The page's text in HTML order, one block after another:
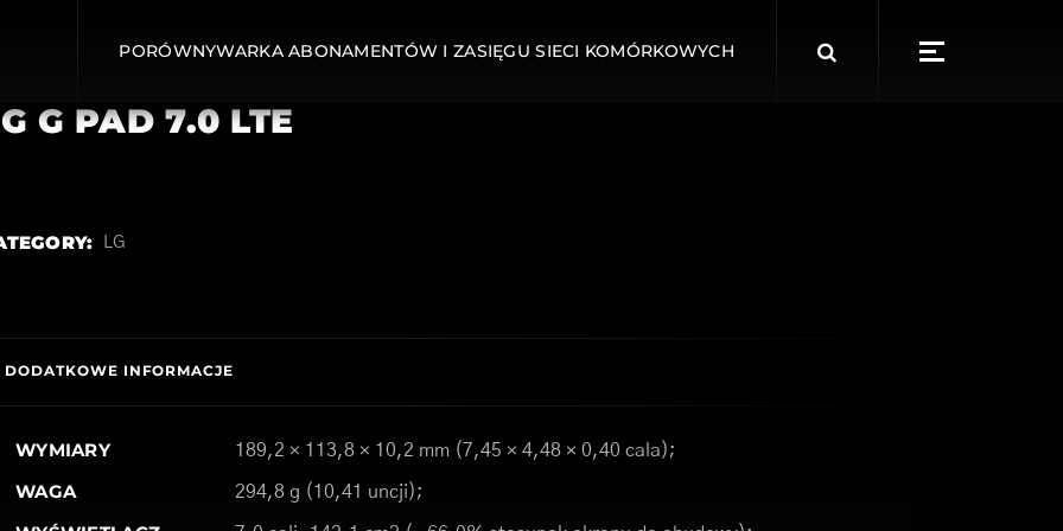
PORÓWNYWARKA ABONAMENTÓW I ZASIĘGU SIECI KOMÓRKOWYCH
for:
G PAD 7.0 LTE
LG
DODATKOWE INFORMACJE
WYMIARY 189,2 × 113,8 × 10,2 mm (7,45 × 4,48 × 0,40 cala);
WAGA 294,8 g (10,41 uncji);